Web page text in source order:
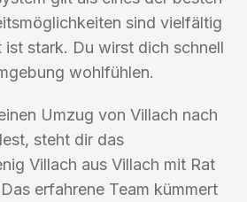
sind vielfältig
stark. Du wirst dich schnell
wohlfühlen.
Umzug von Villach nach
steht dir das
Villach aus Villach mit Rat
erfahrene Team kümmert